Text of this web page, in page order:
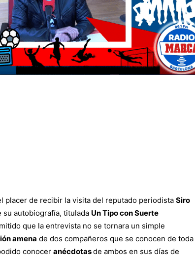
placer de recibir la visita del reputado periodista Siro
autobiografía, titulada Un Tipo con Suerte
que la entrevista no se tornara un simple
amena de dos compañeros que se conocen de toda
conocer anécdotasde ambos en sus días de